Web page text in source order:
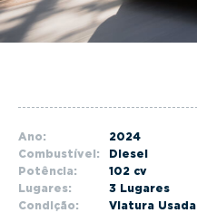
Ano: 2024
Combustível:
Diesel
Potência:
102 cv
Lugares:
3 Lugares
Condição:
Viatura Usada